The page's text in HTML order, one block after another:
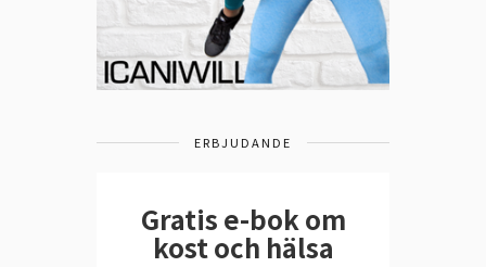
ERBJUDANDE
Gratis e-bok om
kost och hälsa